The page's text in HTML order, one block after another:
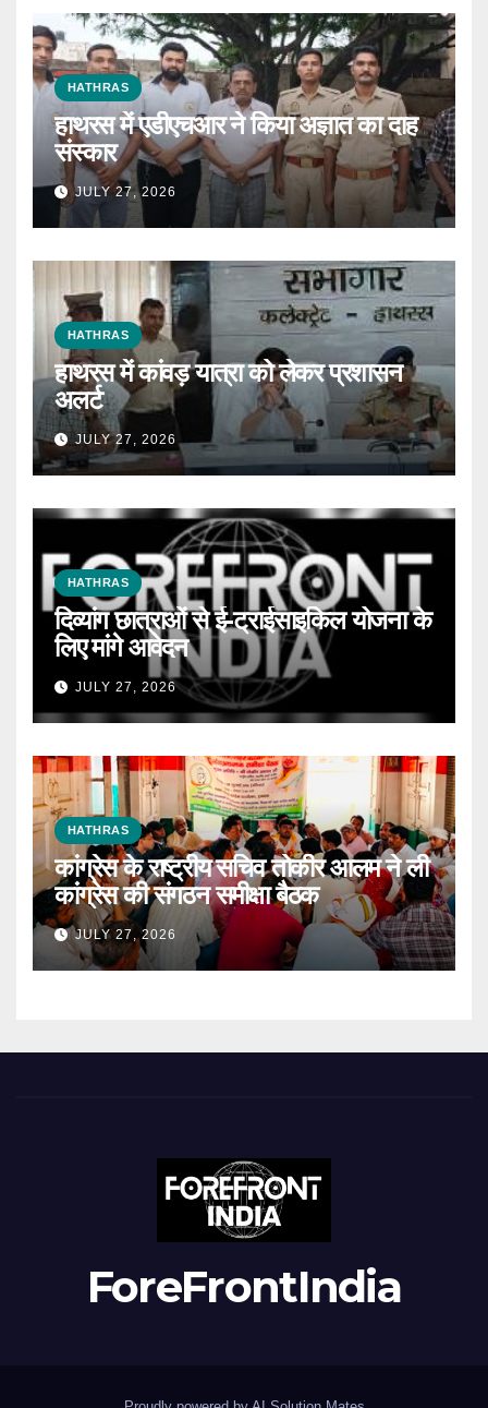
HATHRAS
हाथरस में एडीएचआर ने किया अज्ञात का दाह
संस्कार
JULY 27, 2026
HATHRAS
हाथरस में कांवड़ यात्रा को लेकर प्रशासन
अलर्ट
JULY 27, 2026
HATHRAS
दिव्यांग छात्राओं से ई-ट्राईसाइकिल योजना के
लिए मांगे आवेदन
JULY 27, 2026
HATHRAS
कांग्रेस के राष्ट्रीय सचिव तोकीर आलम ने ली
कांग्रेस की संगठन समीक्षा बैठक
JULY 27, 2026
ForeFrontIndia